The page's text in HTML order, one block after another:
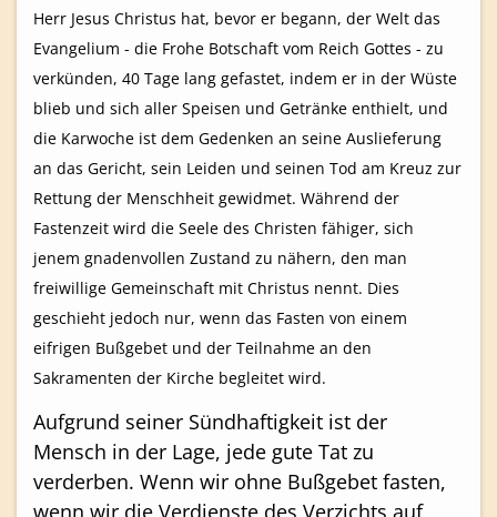
Herr Jesus Christus hat, bevor er begann, der Welt das
Evangelium - die Frohe Botschaft vom Reich Gottes - zu
verkünden, 40 Tage lang gefastet, indem er in der Wüste
blieb und sich aller Speisen und Getränke enthielt, und
die Karwoche ist dem Gedenken an seine Auslieferung
an das Gericht, sein Leiden und seinen Tod am Kreuz zur
Rettung der Menschheit gewidmet. Während der
Fastenzeit wird die Seele des Christen fähiger, sich
jenem gnadenvollen Zustand zu nähern, den man
freiwillige Gemeinschaft mit Christus nennt. Dies
geschieht jedoch nur, wenn das Fasten von einem
eifrigen Bußgebet und der Teilnahme an den
Sakramenten der Kirche begleitet wird.
Aufgrund seiner Sündhaftigkeit ist der
Mensch in der Lage, jede gute Tat zu
verderben. Wenn wir ohne Bußgebet fasten,
wenn wir die Verdienste des Verzichts auf